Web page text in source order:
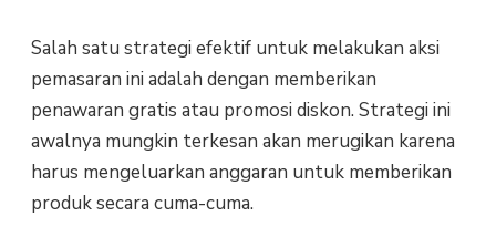
Salah satu strategi efektif untuk melakukan aksi
pemasaran ini adalah dengan memberikan
penawaran gratis atau promosi diskon. Strategi ini
awalnya mungkin terkesan akan merugikan karena
harus mengeluarkan anggaran untuk memberikan
produk secara cuma-cuma.